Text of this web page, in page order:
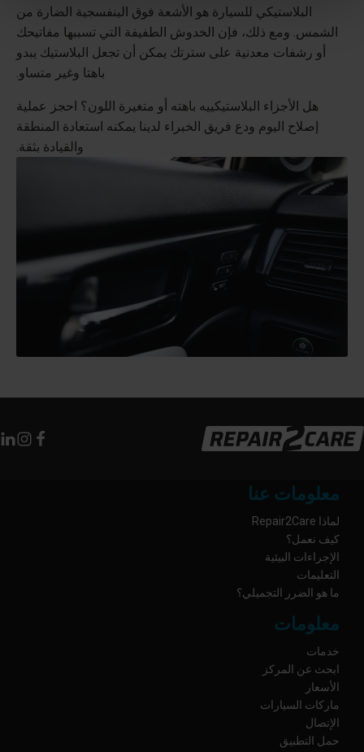
البلاستيكي للسيارة هو الأشعة فوق البنفسجية الضارة من
الشمس. ومع ذلك، فإن الخدوش الطفيفة التي تسببها مفاتيحك
أو رشفات معدنية على سترتك يمكن أن تجعل البلاستيك يبدو
باهتا وغير متساو.
هل الأجزاء البلاستيكييه باهته أو متغيرة اللون؟ احجز عملية
إصلاح اليوم ودع فريق الخبراء لدينا يمكنه استعادة المنطقة
والقيادة بثقة.
معلومات عنا
لماذا Repair2Care
كيف نعمل؟
الإجراءات البيئية
التعليمات
ما هو الضرر التجميلي؟
معلومات
خدمات
ابحث عن المركز
الأسعار
ماركات السيارات
الإتصال
حمل التطبيق